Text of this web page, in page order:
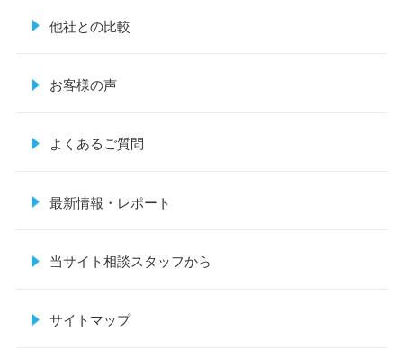
他社との比較
お客様の声
よくあるご質問
最新情報・レポート
当サイト相談スタッフから
サイトマップ